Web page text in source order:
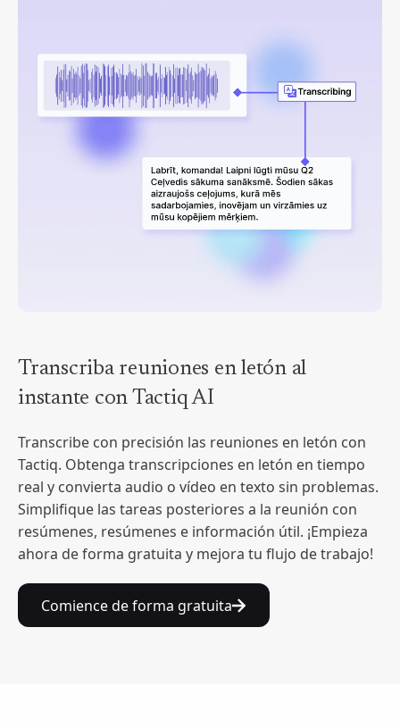
Transcriba reuniones en letón al
instante con Tactiq AI
Transcribe con precisión las reuniones en letón con
Tactiq. Obtenga transcripciones en letón en tiempo
real y convierta audio o vídeo en texto sin problemas.
Simplifique las tareas posteriores a la reunión con
resúmenes, resúmenes e información útil. ¡Empieza
ahora de forma gratuita y mejora tu flujo de trabajo!
Comience de forma gratuita